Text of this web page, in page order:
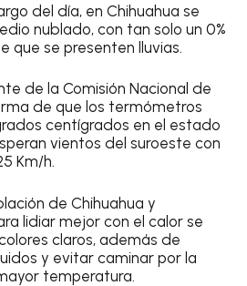
del día, en Chihuahua se
nublado, con tan solo un0%
que se presenten lluvias.
de laComisión Nacional de
de que los termómetros
centígrados en el estado
vientos del suroeste con
Km/h.
deChihuahua y
lidiar mejor con el calorse
claros, además de
y evitar caminar por la
temperatura.